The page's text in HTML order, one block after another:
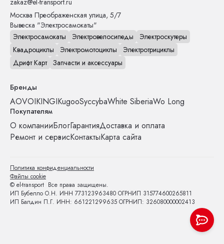
Москва Преображенская улица, 5/7
Вывеска "Электросамокаты"
Электросамокаты
Электровелосипеды
Электроскутеры
Квадроциклы
Электромотоциклы
Электротрициклы
Дрифт Карт Запчасти и аксессуары
Бренды
AOVOIKINGIKugooSyccybaWhite SiberiaWo Long
Покупателям
О компанииБлогГарантияДоставка и оплата
Ремонт и сервисКонтактыКарта сайта
© el-transport Все права защищены.
ИП Бубелло О.Н. ИНН 773123963480 ОГРНИП 315774600265811
ИП Балдин П.Г. ИНН: 661221299635 ОГРНИП: 326080000002413
Политика конфиденциальности
Файлы cookie